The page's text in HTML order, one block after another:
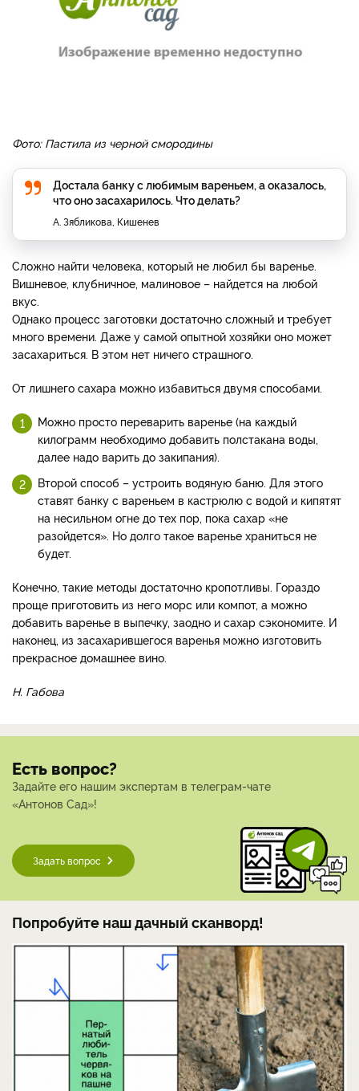
Фото: Пастила из черной смородины
Достала банку с любимым вареньем, а оказалось,
что оно засахарилось. Что делать?
А. Зябликова, Кишенев
Сложно найти человека, который не любил бы варенье.
Вишневое, клубничное, малиновое – найдется на любой
вкус.
Однако процесс заготовки достаточно сложный и требует
много времени. Даже у самой опытной хозяйки оно может
засахариться. В этом нет ничего страшного.
От лишнего сахара можно избавиться двумя способами.
Можно просто переварить варенье (на каждый
килограмм необходимо добавить полстакана воды,
далее надо варить до закипания).
Второй способ – устроить водяную баню. Для этого
ставят банку с вареньем в кастрюлю с водой и кипятят
на несильном огне до тех пор, пока сахар «не
разойдется». Но долго такое варенье храниться не
будет.
Конечно, такие методы достаточно кропотливы. Гораздо
проще приготовить из него морс или компот, а можно
добавить варенье в выпечку, заодно и сахар сэкономите. И
наконец, из засахарившегося варенья можно изготовить
прекрасное домашнее вино.
Н. Габова
Есть вопрос?
Задайте его нашим экспертам в телеграм-чате
«Антонов Сад»!
Задать вопрос
Попробуйте наш дачный сканворд!